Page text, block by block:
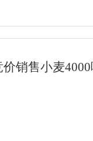
销售小麦4000